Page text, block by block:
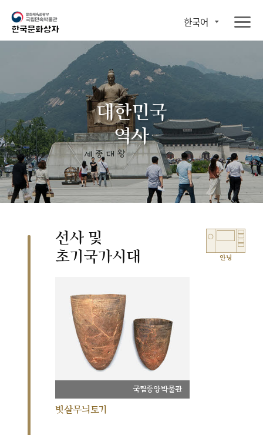
한국어
대한민국
역사
안녕
선사 및
초기국가시대
국립중앙박물관
빗살무늬토기